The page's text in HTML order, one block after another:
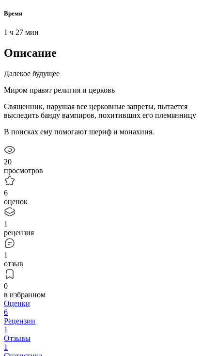
Время
1 ч 27 мин
Описание
Далекое будущее
Миром правят религия и церковь
Священник, нарушая все церковные запреты, пытается
выследить банду вампиров, похитивших его племянницу
В поисках ему помогают шериф и монахиня.
20
просмотров
6
оценок
1
рецензия
1
отзыв
0
в избранном
Оценки
6
Рецензии
1
Отзывы
1